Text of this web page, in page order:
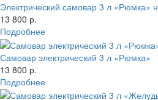
Электрический самовар 3 л «Рюмка»
13 800 р.
Подробнее
Самовар электрический 3 л «Рюмка»
13 800 р.
Подробнее